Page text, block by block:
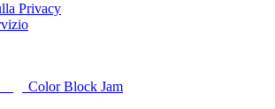
Privacy
Color Block Jam